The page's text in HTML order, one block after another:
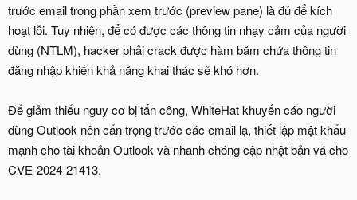
trước email trong phần xem trước (preview pane) là đủ để kích
hoạt lỗi. Tuy nhiên, để có được các thông tin nhạy cảm của người
dùng (NTLM), hacker phải crack được hàm băm chứa thông tin
đăng nhập khiến khả năng khai thác sẽ khó hơn.
Để giảm thiểu nguy cơ bị tấn công, WhiteHat khuyến cáo người
dùng Outlook nên cẩn trọng trước các email lạ, thiết lập mật khẩu
mạnh cho tài khoản Outlook và nhanh chóng cập nhật bản vá cho
CVE-2024-21413.